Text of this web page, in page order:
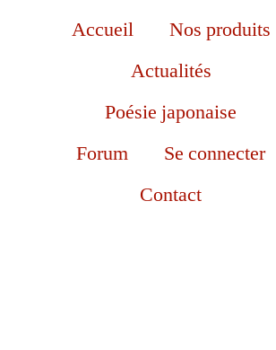
Accueil
Nos produits
Actualités
Poésie japonaise
Forum
Se connecter
Contact